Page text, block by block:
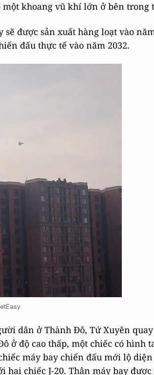
một khoang vũ khí lớn ở bên trong
được sản xuất hàng loạt vào
đấu thực tế vào năm 2032.
dân ở Thành Đô, Tứ Xuyên
ở độ cao thấp, một chiếc có hình
máy bay chiến đấu mới lộ
chiếc J-20. Thân máy bay